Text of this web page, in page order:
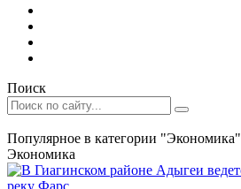
Поиск
Популярное в категории "Экономика"
Экономика